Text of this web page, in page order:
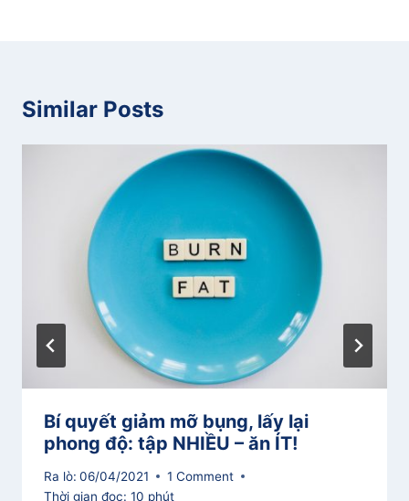
Similar Posts
Bí quyết giảm mỡ bụng, lấy lại
phong độ: tập NHIỀU – ăn ÍT!
Ra lò: 06/04/2021
1 Comment
Thời gian đọc: 10 phút